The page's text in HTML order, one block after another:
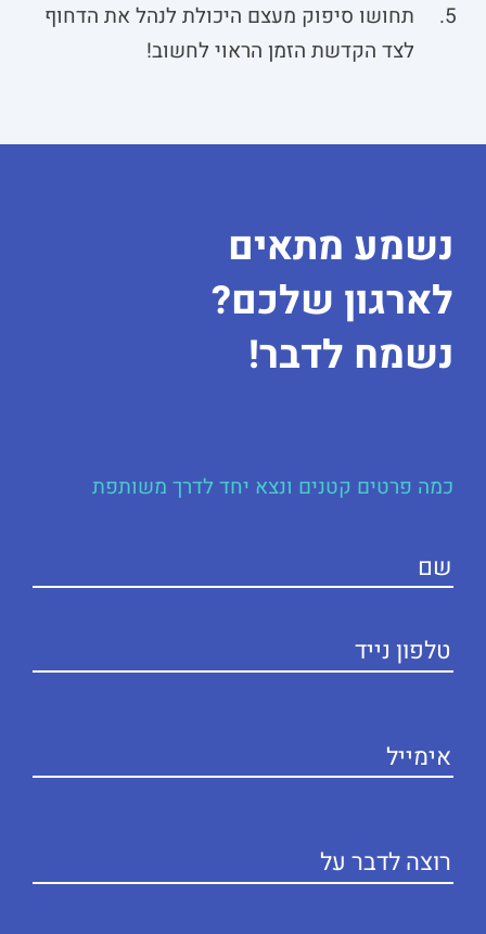
תחושו סיפוק מעצם היכולת לנהל את הדחוף
לצד הקדשת הזמן הראוי לחשוב!
נשמע מתאים
לארגון שלכם?
נשמח לדבר!
כמה פרטים קטנים ונצא יחד לדרך משותפת